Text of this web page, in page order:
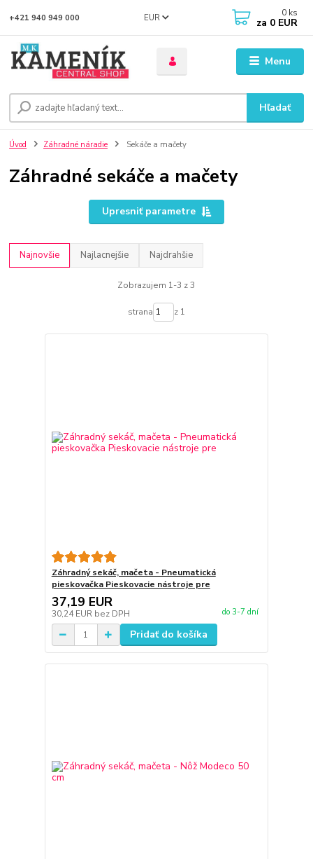
Menu
EUR
Hľadať
+421 940 949 000 0 ks
za 0 EUR
Úvod Záhradné náradie Sekáče a mačety
Záhradné sekáče a mačety
Upresniť parametre
Najnovšie Najlacnejšie Najdrahšie
Zobrazujem 1-3 z 3
strana z 1
Záhradný sekáč, mačeta - Pneumatická
pieskovačka Pieskovacie nástroje pre
37,19 EUR
30,24 EUR bez DPH do 3-7 dní
Pridať do košíka